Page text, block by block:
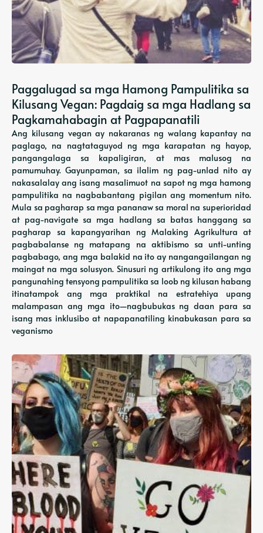
Paggalugad sa mga Hamong Pampulitika sa
Kilusang Vegan: Pagdaig sa mga Hadlang sa
Pagkamahabagin at Pagpapanatili
Ang kilusang vegan ay nakaranas ng walang kapantay na
paglago, na nagtataguyod ng mga karapatan ng hayop,
pangangalaga sa kapaligiran, at mas malusog na
pamumuhay. Gayunpaman, sa ilalim ng pag-unlad nito ay
nakasalalay ang isang masalimuot na sapot ng mga hamong
pampulitika na nagbabantang pigilan ang momentum nito.
Mula sa pagharap sa mga pananaw sa moral na superioridad
at pag-navigate sa mga hadlang sa batas hanggang sa
pagharap sa kapangyarihan ng Malaking Agrikultura at
pagbabalanse ng matapang na aktibismo sa unti-unting
pagbabago, ang mga balakid na ito ay nangangailangan ng
maingat na mga solusyon. Sinusuri ng artikulong ito ang mga
pangunahing tensyong pampulitika sa loob ng kilusan habang
itinatampok ang mga praktikal na estratehiya upang
malampasan ang mga ito—nagbubukas ng daan para sa
isang mas inklusibo at napapanatiling kinabukasan para sa
veganismo